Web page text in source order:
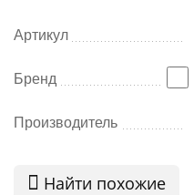
Артикул
Бренд
Производитель
Найти похожие